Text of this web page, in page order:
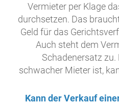
Vermieter per Klage
durchsetzen. Das
Geld für das
Auch steht dem
Schadenersatz zu.
schwacher Mieter ist,
Kann der Verkauf